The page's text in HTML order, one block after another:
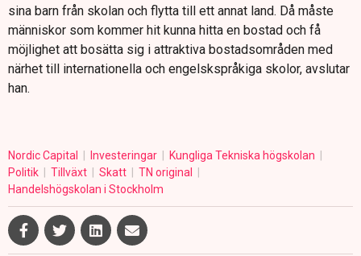
sina barn från skolan och flytta till ett annat land. Då måste
människor som kommer hit kunna hitta en bostad och få
möjlighet att bosätta sig i attraktiva bostadsområden med
närhet till internationella och engelskspråkiga skolor, avslutar
han.
Nordic Capital Investeringar
Kungliga Tekniska högskolan
Politik
Tillväxt Skatt
TN original
Handelshögskolan i Stockholm